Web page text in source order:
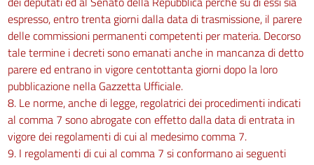
espresso, entro trenta giorni dalla data di trasmissione, il parere
delle commissioni permanenti competenti per materia. Decorso
tale termine i decreti sono emanati anche in mancanza di detto
parere ed entrano in vigore centottanta giorni dopo la loro
pubblicazione nella Gazzetta Ufficiale.
8. Le norme, anche di legge, regolatrici dei procedimenti indicati
al comma 7 sono abrogate con effetto dalla data di entrata in
vigore dei regolamenti di cui al medesimo comma 7.
9. I regolamenti di cui al comma 7 si conformano ai seguenti